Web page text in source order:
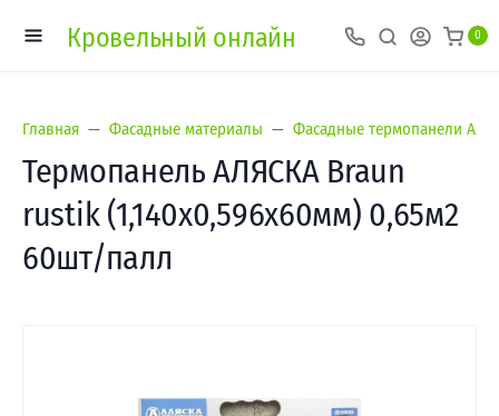
Кровельный онлайн 0
Главная Фасадные материалы Фасадные термопанели
Термопанель АЛЯСКА Braun
rustik (1,140х0,596х60мм) 0,65м2
60шт/палл